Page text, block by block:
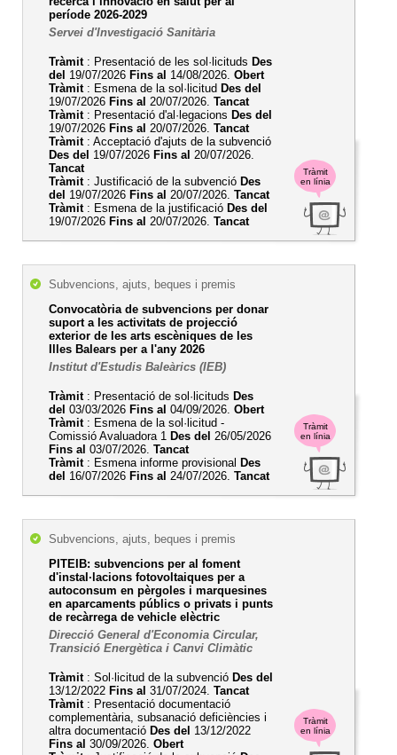
Tràmit
en línia
període 2026-2029
Servei d'Investigació Sanitària
Tràmit: Presentació de les sol·licituds Des
del 19/07/2026 Fins al 14/08/2026. Obert
Tràmit: Esmena de la sol·licitud Des del
19/07/2026 Fins al 20/07/2026. Tancat
Tràmit: Presentació d'al·legacions Des del
19/07/2026 Fins al 20/07/2026. Tancat
Tràmit: Acceptació d'ajuts de la subvenció
Des del 19/07/2026 Fins al 20/07/2026.
Tancat
Tràmit: Justificació de la subvenció Des
del 19/07/2026 Fins al 20/07/2026. Tancat
Tràmit: Esmena de la justificació Des del
19/07/2026 Fins al 20/07/2026. Tancat
Tràmit
en línia
Subvencions, ajuts, beques i premis
Convocatòria de subvencions per donar
suport a les activitats de projecció
exterior de les arts escèniques de les
Illes Balears per a l'any 2026
Institut d'Estudis Baleàrics (IEB)
Tràmit: Presentació de sol·licituds Des
del 03/03/2026 Fins al 04/09/2026. Obert
Tràmit: Esmena de la sol·licitud -
Comissió Avaluadora 1 Des del 26/05/2026
Fins al 03/07/2026. Tancat
Tràmit: Esmena informe provisional Des
del 16/07/2026 Fins al 24/07/2026. Tancat
Tràmit
en línia
Subvencions, ajuts, beques i premis
PITEIB: subvencions per al foment
d'instal·lacions fotovoltaiques per a
autoconsum en pèrgoles i marquesines
en aparcaments públics o privats i punts
de recàrrega de vehicle elèctric
Direcció General d'Economia Circular,
Transició Energètica i Canvi Climàtic
Tràmit: Sol·licitud de la subvenció Des del
13/12/2022 Fins al 31/07/2024. Tancat
Tràmit: Presentació documentació
complementària, subsanació deficiències i
altra documentació Des del 13/12/2022
Fins al 30/09/2026. Obert